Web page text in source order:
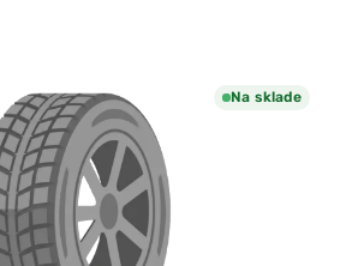
Na sklade